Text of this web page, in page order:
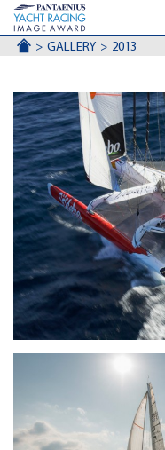
ACCUEILGALLERY 2013